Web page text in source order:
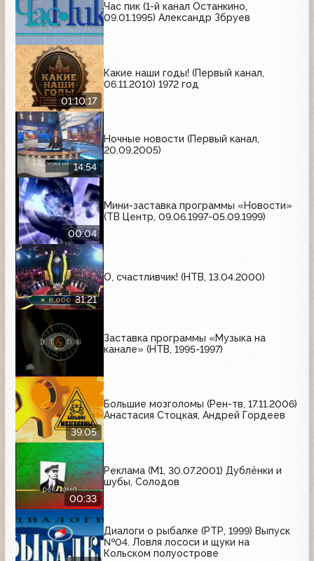
Час пик (1-й канал Останкино,
09.01.1995) Александр Збруев
01:10:17
Какие наши годы! (Первый канал,
06.11.2010) 1972 год
14:54
Ночные новости (Первый канал,
20.09.2005)
00:04
Мини-заставка программы «Новости»
(ТВ Центр, 09.06.1997-05.09.1999)
31:21
О, счастливчик! (НТВ, 13.04.2000)
Заставка программы «Музыка на
канале» (НТВ, 1995-1997)
39:05
Большие мозголомы (Рен-тв, 17.11.2006)
Анастасия Стоцкая, Андрей Гордеев
00:33
Реклама (М1, 30.07.2001) Дублёнки и
шубы, Солодов
Диалоги о рыбалке (РТР, 1999) Выпуск
№04. Ловля лососи и щуки на
Кольском полуострове